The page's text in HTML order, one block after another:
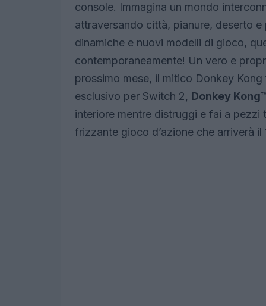
console. Immagina un mondo
attraversando città, pianure, deserto
dinamiche e nuovi modelli di gioco,
contemporaneamente! Un vero e
prossimo mese, il mitico Donkey
esclusivo per Switch 2, Donkey
interiore mentre distruggi e fai a
frizzante gioco d’azione che arriverà il